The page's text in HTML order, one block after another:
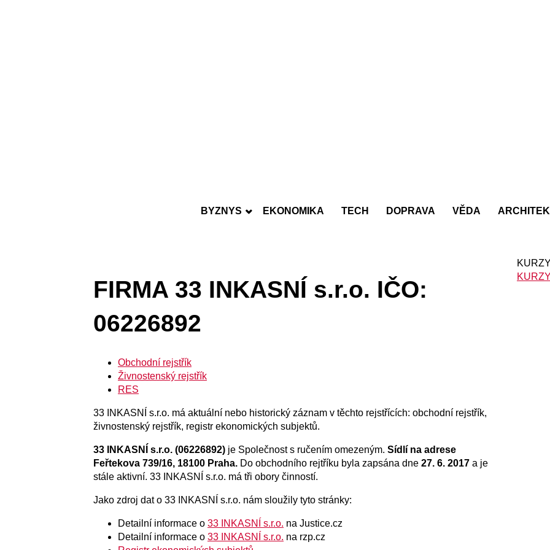
BYZNYS EKONOMIKA TECH DOPRAVA VĚDA
FIRMA 33 INKASNÍ s.r.o. IČO:
06226892
Obchodní rejstřík
Živnostenský rejstřík
RES
33 INKASNÍ s.r.o. má aktuální nebo historický záznam v těchto rejstřících: obchodní rejstřík,
živnostenský rejstřík, registr ekonomických subjektů.
33 INKASNÍ s.r.o. (06226892) je Společnost s ručením omezeným. Sídlí na adrese
Feřtekova 739/16, 18100 Praha. Do obchodního rejtříku byla zapsána dne 27. 6. 2017 a je
stále aktivní. 33 INKASNÍ s.r.o. má tři obory činností.
Jako zdroj dat o 33 INKASNÍ s.r.o. nám sloužily tyto stránky:
Detailní informace o 33 INKASNÍ s.r.o. na Justice.cz
Detailní informace o 33 INKASNÍ s.r.o. na rzp.cz